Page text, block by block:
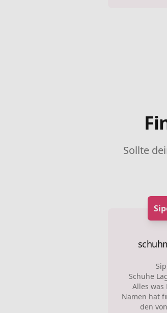
Sollte
Schuhe
Alles was
Namen hat
den